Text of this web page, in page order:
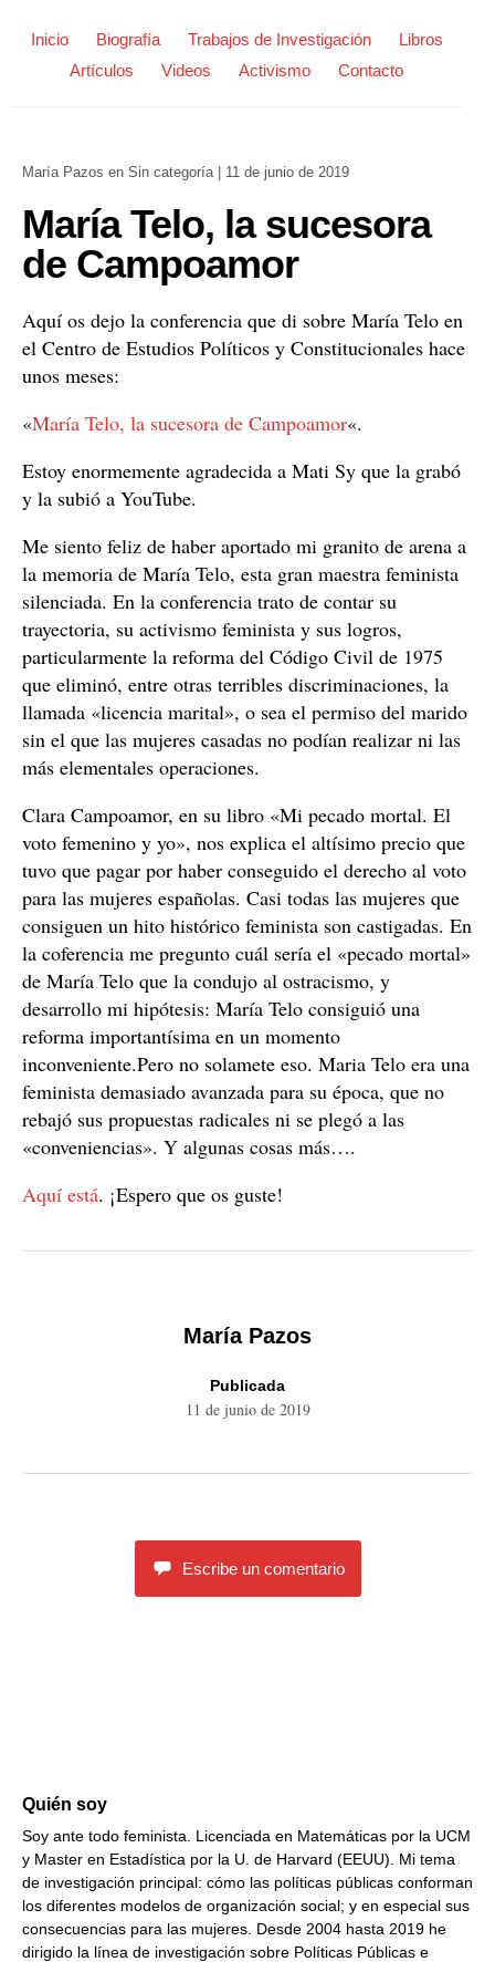
Inicio Biografía Trabajos de Investigación
Libros
Artículos
Videos Activismo Contacto
María Pazos en Sin categoría 11 de junio de 2019
María Telo, la sucesora
de Campoamor
Aquí os dejo la conferencia que di sobre María Telo en
el Centro de Estudios Políticos y Constitucionales hace
unos meses:
«María Telo, la sucesora de Campoamor«.
Estoy enormemente agradecida a Mati Sy que la grabó
y la subió a YouTube.
Me siento feliz de haber aportado mi granito de arena a
la memoria de María Telo, esta gran maestra feminista
silenciada. En la conferencia trato de contar su
trayectoria, su activismo feminista y sus logros,
particularmente la reforma del Código Civil de 1975
que eliminó, entre otras terribles discriminaciones, la
llamada «licencia marital», o sea el permiso del marido
sin el que las mujeres casadas no podían realizar ni las
más elementales operaciones.
Clara Campoamor, en su libro «Mi pecado mortal. El
voto femenino y yo», nos explica el altísimo precio que
tuvo que pagar por haber conseguido el derecho al voto
para las mujeres españolas. Casi todas las mujeres que
consiguen un hito histórico feminista son castigadas. En
la coferencia me pregunto cuál sería el «pecado mortal»
de María Telo que la condujo al ostracismo, y
desarrollo mi hipótesis: María Telo consiguió una
reforma importantísima en un momento
inconveniente.Pero no solamete eso. Maria Telo era una
feminista demasiado avanzada para su época, que no
rebajó sus propuestas radicales ni se plegó a las
«conveniencias». Y algunas cosas más….
Aquí está. ¡Espero que os guste!
María Pazos
Publicada
11 de junio de 2019
Escribe un comentario
Quién soy
Soy ante todo feminista. Licenciada en Matemáticas por la UCM
y Master en Estadística por la U. de Harvard (EEUU). Mi tema
de investigación principal: cómo las políticas públicas conforman
los diferentes modelos de organización social; y en especial sus
consecuencias para las mujeres. Desde 2004 hasta 2019 he
dirigido la línea de investigación sobre Políticas Públicas e